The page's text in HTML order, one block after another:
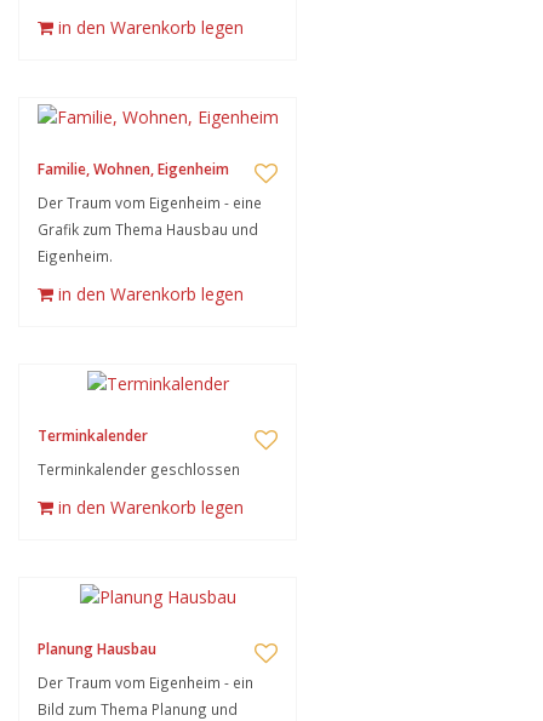
in den Warenkorb legen
Familie, Wohnen, Eigenheim
Der Traum vom Eigenheim - eine
Grafik zum Thema Hausbau und
Eigenheim.
in den Warenkorb legen
Terminkalender
Terminkalender geschlossen
in den Warenkorb legen
Planung Hausbau
Der Traum vom Eigenheim - ein
Bild zum Thema Planung und